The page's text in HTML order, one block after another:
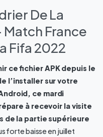
De La
Match France
Fifa 2022
ce fichier APK depuis le
l’installer sur votre
ce mardi
à recevoir la visite
de la partie supérieure
forte baisse en juillet